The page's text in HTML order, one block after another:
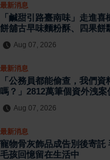
最新消息
「鹹甜引路臺南味」走進
餅舖古早味麵粉酥、四果餅
Aug 07, 2026
最新消息
「公務員都能偷查，我們資
嗎？」2812萬筆個資外洩
Aug 07, 2026
最新消息
寵物骨灰飾品成告別後寄託
毛孩回憶留在生活中